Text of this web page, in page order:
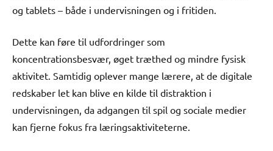
og tablets – både i undervisningen og i fritiden.
Dette kan føre til udfordringer som
koncentrationsbesvær, øget træthed og mindre fysisk
aktivitet. Samtidig oplever mange lærere, at de digitale
redskaber let kan blive en kilde til distraktion i
undervisningen, da adgangen til spil og sociale medier
kan fjerne fokus fra læringsaktiviteterne.